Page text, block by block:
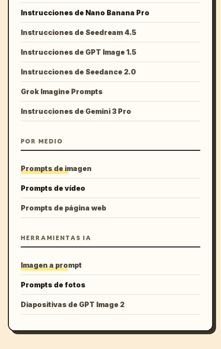
Instrucciones de Nano Banana Pro
Instrucciones de Seedream 4.5
Instrucciones de GPT Image 1.5
Instrucciones de Seedance 2.0
Grok Imagine Prompts
Instrucciones de Gemini 3 Pro
POR MEDIO
Prompts de imagen
Prompts de vídeo
Prompts de página web
HERRAMIENTAS IA
Imagen a prompt
Prompts de fotos
Diapositivas de GPT Image 2